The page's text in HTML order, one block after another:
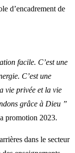
d’encadrement de
facile. C’est une
C’est une
vie privée et la vie
grâce à Dieu ”
promotion 2023.
dans le secteur